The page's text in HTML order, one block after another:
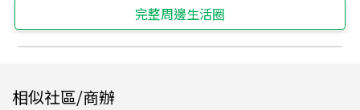
完整周邊生活圈
相似社區/商辦